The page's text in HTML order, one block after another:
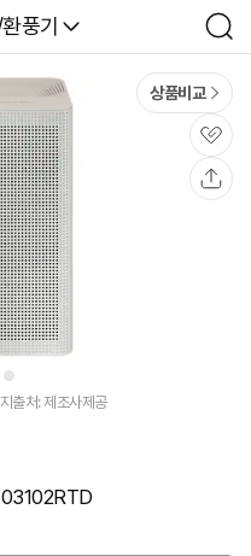
풍기
검
색
4
상품비교
관
심
출처: 제조사제공